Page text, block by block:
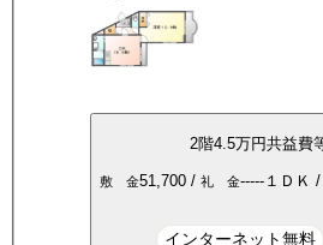
2階4.5万円共益費
敷 金51,700 /礼 金----- １ＤＫ
インターネット無料